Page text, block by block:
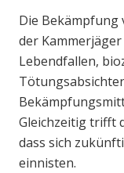
Die Bekämpfung
der
Lebendfallen,
Gleichzeitig trifft
dass sich
einnisten.